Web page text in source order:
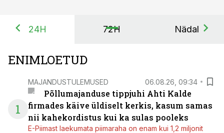
24H 72H Nädal
ENIMLOETUD
1
MAJANDUSTULEMUSED 06.08.26, 09:34
Põllumajanduse tippjuhi Ahti Kalde
firmades käive üldiselt kerkis, kasum samas
nii kahekordistus kui ka sulas pooleks
E-Piimast laekumata piimaraha on enam kui 1,2 miljonit